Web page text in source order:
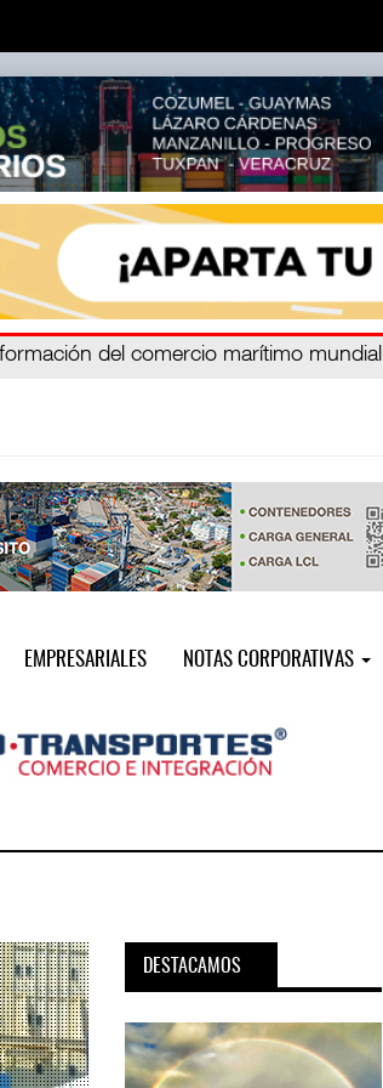
del comercio marítimo mundial
EMPRESARIALES NOTAS CORPORATIVAS
DESTACAMOS
MSC incorpora servicio PAMEX en
...
12 JUL 2026